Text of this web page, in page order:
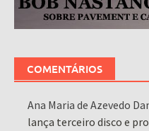
COMENTÁRIOS
Ana Maria de Azevedo
lança terceiro disco e